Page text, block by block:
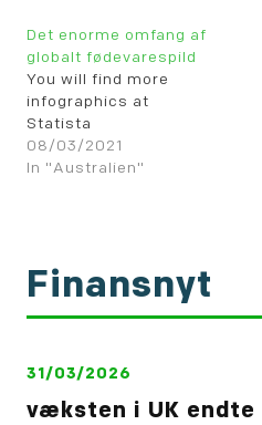
Det enorme omfang af
globalt fødevarespild
You will find more
infographics at
Statista
08/03/2021
In "Australien"
Finansnyt
31/03/2026
væksten i UK endte